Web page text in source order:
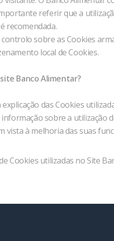
referir que a
recomendada.
sobre as Cookies
local de Cookies.
Banco Alimentar?
das Cookies
sobre a
vista à melhoria das suas
Cookies utilizadas no Site